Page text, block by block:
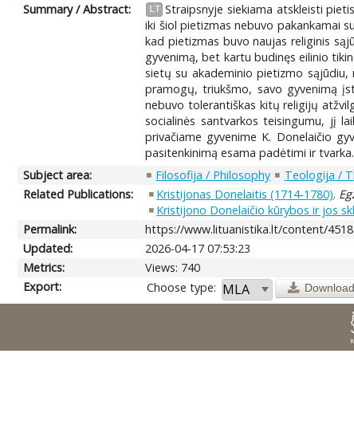
Summary / Abstract: LT Straipsnyje siekiama atskleisti
iki šiol pietizmas nebuvo pakankamai
kad pietizmas buvo naujas religinis
gyvenimą, bet kartu budinęs eilinio
sietų su akademinio pietizmo
pramogų, triukšmo, savo gyvenimą
nebuvo tolerantiškas kitų religijų
socialinės santvarkos teisingumu, jį
privačiame gyvenime K. Donelaičio
pasitenkinimą esama padėtimi ir tvarka.
Subject area:
Filosofija / Philosophy Teologija /
Related Publications:
Kristijonas Donelaitis (1714-1780).
Kristijono Donelaičio kūrybos ir jos
Permalink:
https://www.lituanistika.lt/content/
Updated:
2026-04-17 07:53:23
Metrics:
Views: 740
Export:
Choose type: Download